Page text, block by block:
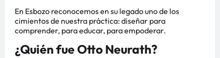
En Esbozo reconocemos en su legado uno de los
cimientos de nuestra práctica: diseñar para
comprender, para educar, para empoderar.
¿Quién fue Otto Neurath?